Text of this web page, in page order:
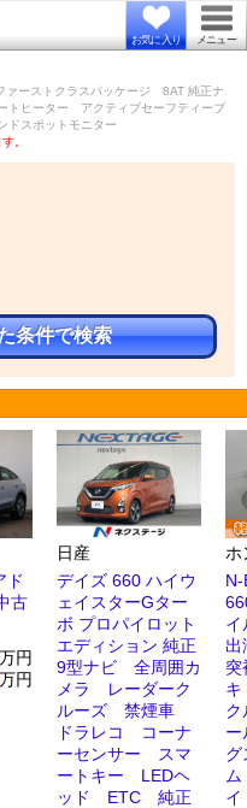
お気に入り メニュー
ァーストクラスパッケージ 8AT 純正ナ
ヒーター アクティブセーフティーブ
スポットモニター
。
条件で検索
ド
古
万円
万円
日産
デイズ 660 ハイウ
ェイスターGター
ボ プロパイロット
エディション 純正
9型ナビ 全周囲カ
メラ レーダーク
ルーズ 禁煙車
ドラレコ コーナ
ーセンサー スマ
ートキー LEDヘ
ッド ETC 純正
ホ
出
突
ク
グ